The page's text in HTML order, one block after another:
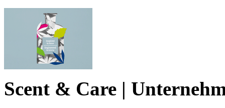
Scent & Care |